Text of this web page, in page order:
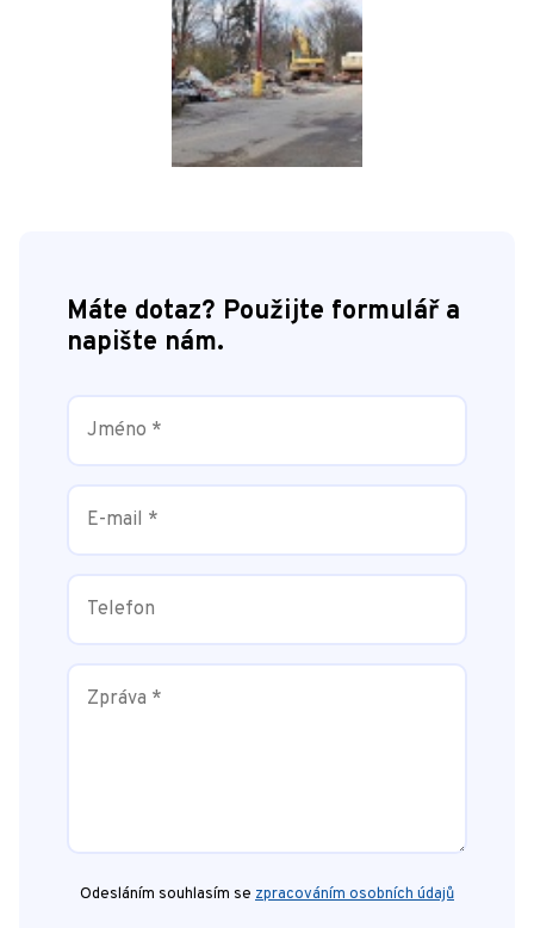
Máte dotaz? Použijte formulář a
napište nám.
Odesláním souhlasím se zpracováním osobních údajů